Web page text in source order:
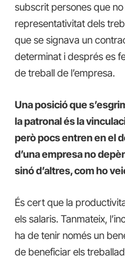
subscrit persones que
representativitat dels
que se signava un
determinat i després es
de treball de l’empresa.
Una posició que
la patronal és la
però pocs entren en el
d’una empresa no
sinó d’altres, com ho
És cert que la
els salaris. Tanmateix,
ha de tenir només un
de beneficiar els